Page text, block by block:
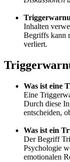
Inhalten
Begriffs kann
verliert.
Was ist eine
Eine
Durch diese
entscheiden,
Was ist ein
Der Begriff
Psychologie
emotionalen